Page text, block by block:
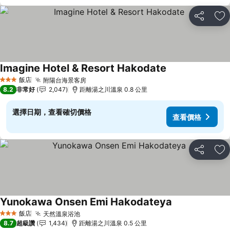
分享 加
3 星級 飯店 附陽台海景客房
Imagine Hotel & Resort Hakodate
8.2 非常好 2,047 距離湯之川溫泉 0.8 公里
選擇日期，查看確切價格
查看價格
分享 加
3 星級 飯店 天然溫泉浴池
Yunokawa Onsen Emi Hakodateya
8.7 超級讚 1,434 距離湯之川溫泉 0.5 公里